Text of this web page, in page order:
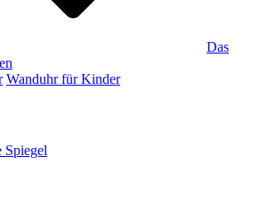
Das
Wanduhr für Kinder
Spiegel